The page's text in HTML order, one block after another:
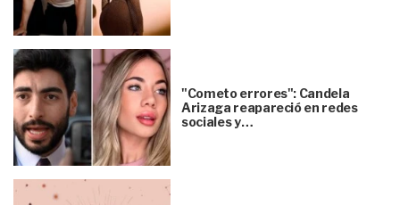
"Cometo errores": Candela
Arizaga reapareció en redes
sociales y…